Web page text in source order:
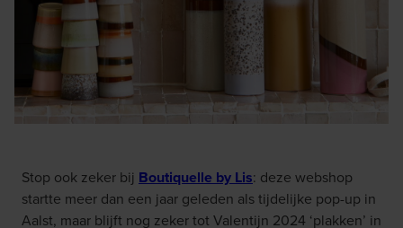
Stop ook zeker bij Boutiquelle by Lis: deze webshop
startte meer dan een jaar geleden als tijdelijke pop-up in
Aalst, maar blijft nog zeker tot Valentijn 2024 ‘plakken’ in